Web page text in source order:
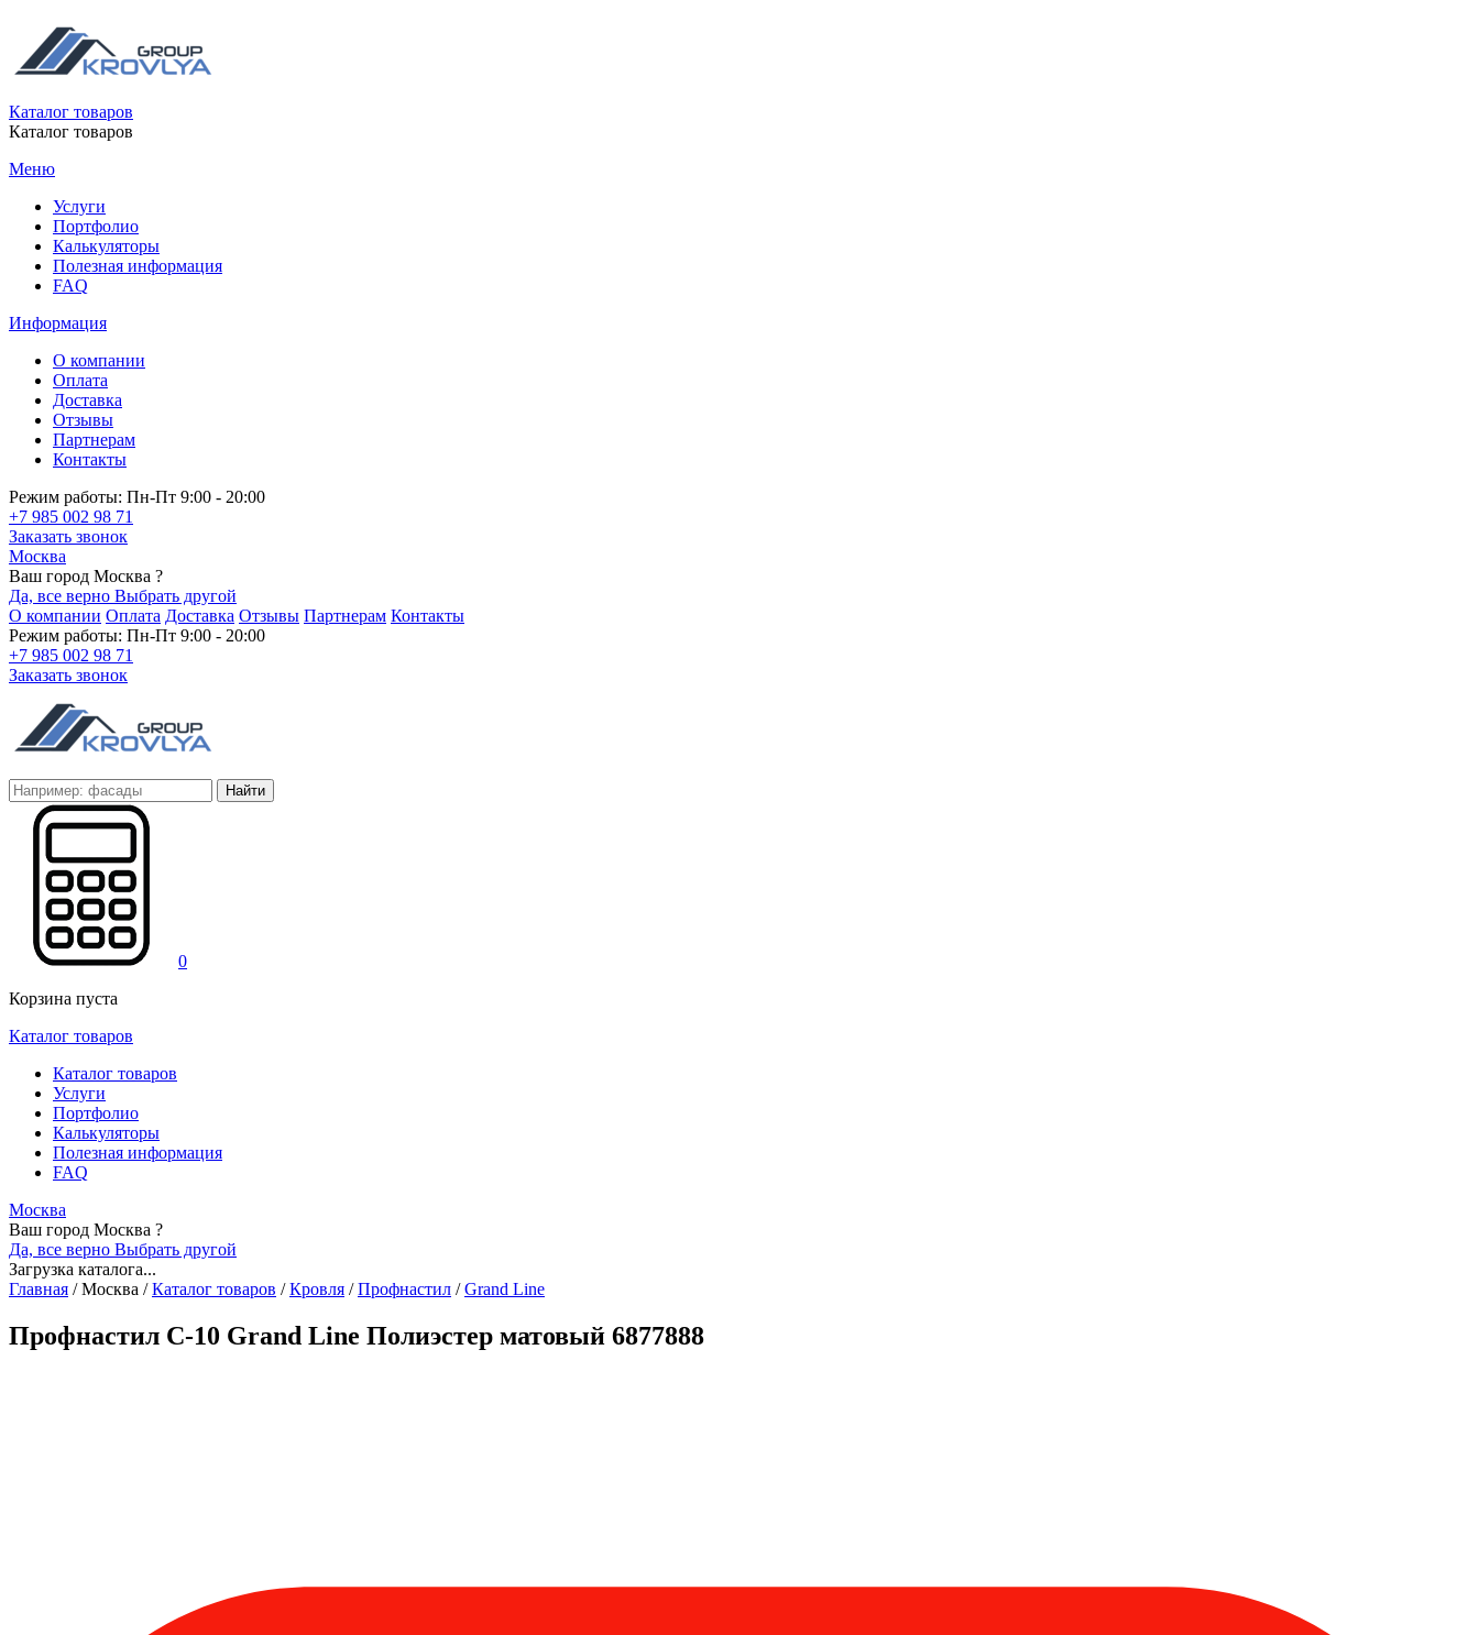
Каталог товаров
Каталог товаров
Меню
Услуги
Портфолио
Калькуляторы
Полезная информация
FAQ
Информация
О компании
Оплата
Доставка
Отзывы
Партнерам
Контакты
Режим работы: Пн-Пт 9:00 - 20:00
+7 985 002 98 71
Заказать звонок
Москва
Ваш город Москва ?
Да, все верно Выбрать другой
О компании Оплата Доставка Отзывы Партнерам Контакты
Режим работы: Пн-Пт 9:00 - 20:00
+7 985 002 98 71
Заказать звонок
Найти
0
Корзина пуста
Каталог товаров
Каталог товаров
Услуги
Портфолио
Калькуляторы
Полезная информация
FAQ
Москва
Ваш город Москва ?
Да, все верно Выбрать другой
Загрузка каталога...
Главная /Москва / Каталог товаров / Кровля / Профнастил / Grand Line
Профнастил С-10 Grand Line Полиэстер матовый 6877888